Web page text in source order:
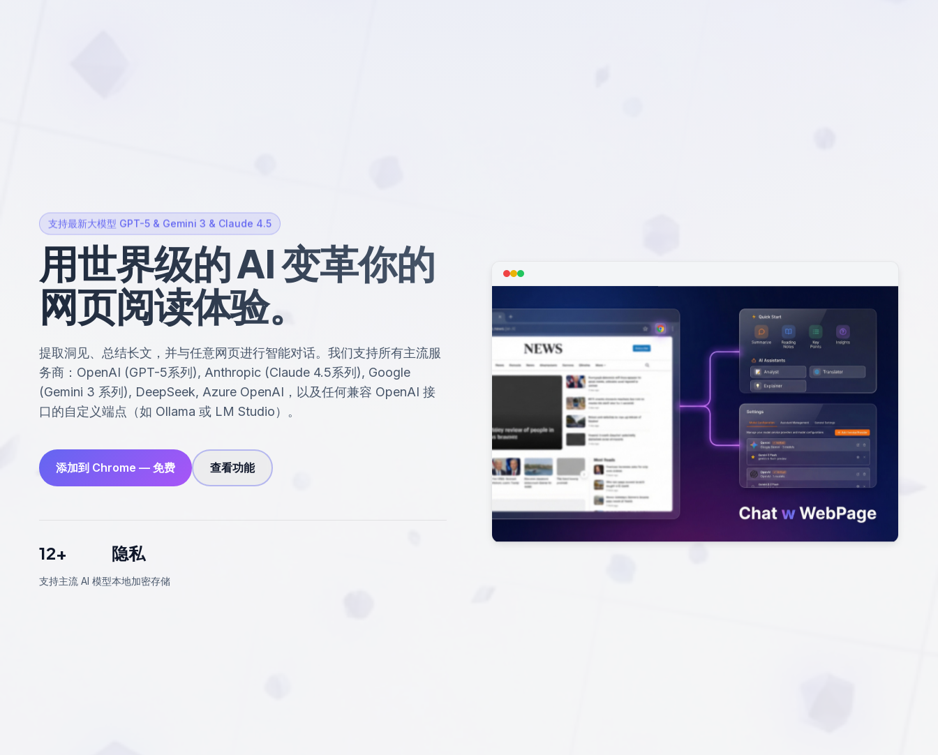
支持最新大模型 GPT-5 & Gemini 3 & Claude 4.5
用世界级的 AI变革你的
网页阅读体验。
提取洞见、总结长文，并与任意网页进行智能对话。我们支持所有主流服
务商：OpenAI (GPT-5系列), Anthropic (Claude 4.5系列), Google
(Gemini 3 系列), DeepSeek, Azure OpenAI，以及任何兼容 OpenAI 接
口的自定义端点（如 Ollama 或 LM Studio）。
添加到 Chrome — 免费 查看功能
12+
支持主流 AI 模型
隐私
本地加密存储